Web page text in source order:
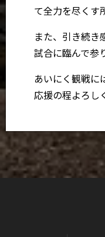
て全力を尽くす
また、引き続き
試合に臨んで参
あいにく観戦に
応援の程よろし